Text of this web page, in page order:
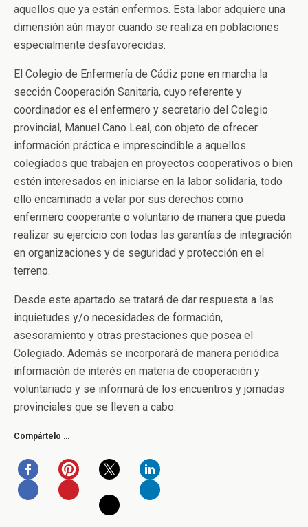
aquellos que ya están enfermos. Esta labor adquiere una
dimensión aún mayor cuando se realiza en poblaciones
especialmente desfavorecidas.
El Colegio de Enfermería de Cádiz pone en marcha la
sección Cooperación Sanitaria, cuyo referente y
coordinador es el enfermero y secretario del Colegio
provincial, Manuel Cano Leal, con objeto de ofrecer
información práctica e imprescindible a aquellos
colegiados que trabajen en proyectos cooperativos o bien
estén interesados en iniciarse en la labor solidaria, todo
ello encaminado a velar por sus derechos como
enfermero cooperante o voluntario de manera que pueda
realizar su ejercicio con todas las garantías de integración
en organizaciones y de seguridad y protección en el
terreno.
Desde este apartado se tratará de dar respuesta a las
inquietudes y/o necesidades de formación,
asesoramiento y otras prestaciones que posea el
Colegiado. Además se incorporará de manera periódica
información de interés en materia de cooperación y
voluntariado y se informará de los encuentros y jornadas
provinciales que se lleven a cabo.
Compártelo …